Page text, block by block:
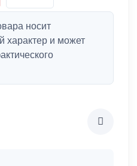
носит
характер и может